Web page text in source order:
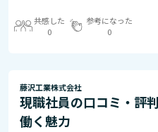
共感した
0
参考になった
0
藤沢工業株式会社
現職社員の口コミ・評判
働く魅力